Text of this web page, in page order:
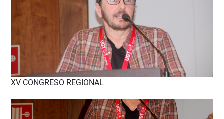
XV CONGRESO REGIONAL